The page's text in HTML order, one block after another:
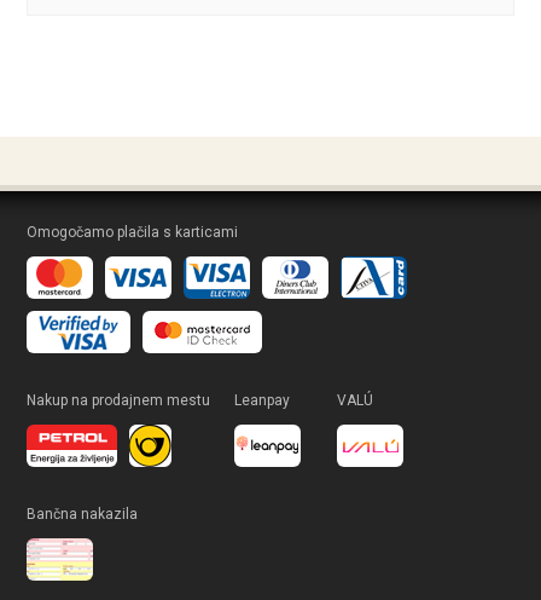
Omogočamo plačila s karticami
Nakup na prodajnem mestu Leanpay VALÚ
Bančna nakazila